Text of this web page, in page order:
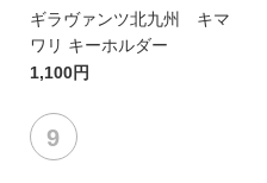
ギラヴァンツ北九州 キマ
ワリ キーホルダー
1,100円